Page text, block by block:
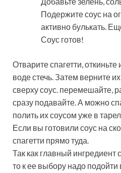
Подержите соус на
активно булькать.
Соус готов!
Отварите спагетти,
воде стечь. Затем верните
сверху соус. перемешайте,
сразу подавайте. А можно
полить их соусом уже в
Если вы готовили соус на
спагетти прямо туда.
Так как главный ингредиент
то к ее выбору надо